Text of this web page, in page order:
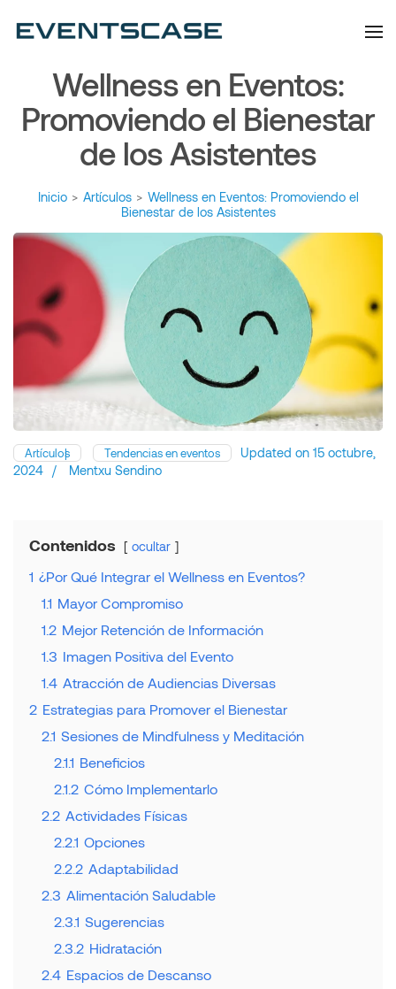
Wellness en Eventos:
Promoviendo el Bienestar
de los Asistentes
Inicio > Artículos > Wellness en Eventos: Promoviendo el
Bienestar de los Asistentes
Artículos Tendencias en eventos Updated on 15 octubre,
2024
/ Mentxu Sendino
Contenidos ocultar
1 ¿Por Qué Integrar el Wellness en Eventos?
1.1 Mayor Compromiso
1.2 Mejor Retención de Información
1.3 Imagen Positiva del Evento
1.4 Atracción de Audiencias Diversas
2 Estrategias para Promover el Bienestar
2.1 Sesiones de Mindfulness y Meditación
2.1.1 Beneficios
2.1.2 Cómo Implementarlo
2.2 Actividades Físicas
2.2.1 Opciones
2.2.2 Adaptabilidad
2.3 Alimentación Saludable
2.3.1 Sugerencias
2.3.2 Hidratación
2.4 Espacios de Descanso